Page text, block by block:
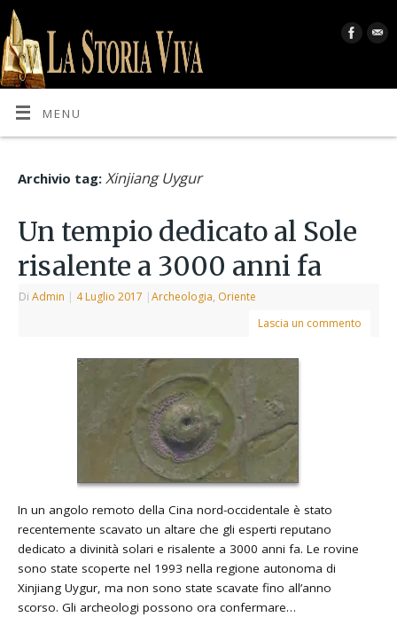
MENU
Archivio tag: Xinjiang Uygur
Un tempio dedicato al Sole
risalente a 3000 anni fa
DiAdmin | 4 Luglio 2017 |Archeologia, Oriente
Lascia un commento
In un angolo remoto della Cina nord-occidentale è stato
recentemente scavato un altare che gli esperti reputano
dedicato a divinità solari e risalente a 3000 anni fa. Le rovine
sono state scoperte nel 1993 nella regione autonoma di
Xinjiang Uygur, ma non sono state scavate fino all’anno
scorso. Gli archeologi possono ora confermare…